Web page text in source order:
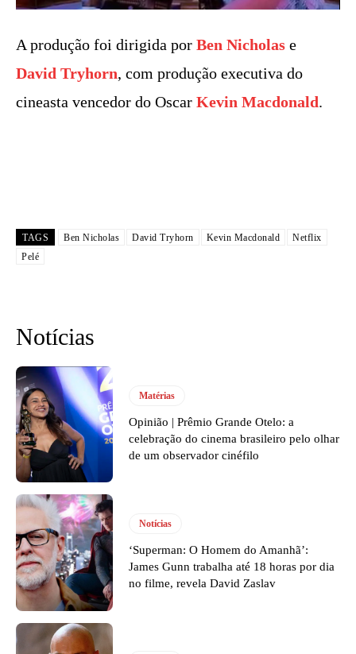
A produção foi dirigida por Ben Nicholas e
David Tryhorn, com produção executiva do
cineasta vencedor do Oscar Kevin Macdonald.
TAGS Ben Nicholas David Tryhorn Kevin Macdonald
Netflix
Pelé
Notícias
Matérias
Opinião | Prêmio Grande Otelo: a
celebração do cinema brasileiro pelo olhar
de um observador cinéfilo
Notícias
‘Superman: O Homem do Amanhã’:
James Gunn trabalha até 18 horas por dia
no filme, revela David Zaslav